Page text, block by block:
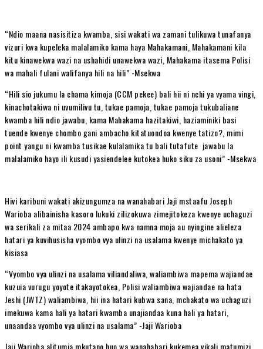
“Ndio maana nasisitiza kwamba, sisi wakati wa zamani tulikuwa tunafanya
vizuri kwa kupeleka malalamiko kama haya Mahakamani, Mahakamani kila
kitu kinawekwa wazi na ushahidi unawekwa wazi, Mahakama itasema Polisi
wa mahali fulani walifanya hili na hili” -Msekwa
“Hili sio jukumu la chama kimoja (CCM pekee) bali hii ni nchi ya vyama vingi,
kinachotakiwa ni uvumilivu tu, tukae pamoja, tukae pamoja tukubaliane
kwamba hili ndio jawabu, kama Mahakama hazitakiwi, haziaminiki basi
tuende kwenye chombo gani ambacho kitatuondoa kwenye tatizo?, mimi
point yangu ni kwamba tusikae kulalamika tu bali tutafute jawabu la
malalamiko hayo ili kusudi yasiendelee kutokea huko siku za usoni” -Msekwa
Hivi karibuni wakati akizungumza na wanahabari Jaji mstaafu Joseph
Warioba alibainisha kasoro lukuki zilizokuwa zimejitokeza kwenye uchaguzi
wa serikali za mitaa 2024 ambapo kwa namna moja au nyingine alieleza
hatari ya kuvihusisha vyombo vya ulinzi na usalama kwenye michakato ya
kisiasa
“Vyombo vya ulinzi na usalama viliandaliwa, waliambiwa mapema wajiandae
kuzuia vurugu yoyote itakayotokea, Polisi waliambiwa wajiandae na hata
Jeshi (JWTZ) waliambiwa, hii ina hatari kubwa sana, mchakato wa uchaguzi
imekuwa kama hali ya hatari kwamba unajiandaa kuna hali ya hatari,
unaandaa vyombo vya ulinzi na usalama” -Jaji Warioba
Jaji Warioba alitumia mkutano huo wa wanahabari kukemea vikali matumizi